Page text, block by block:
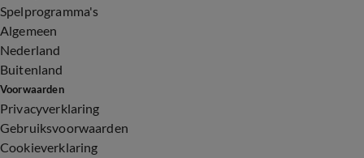
Spelprogramma's
Algemeen
Nederland
Buitenland
Voorwaarden
Privacyverklaring
Gebruiksvoorwaarden
Cookieverklaring